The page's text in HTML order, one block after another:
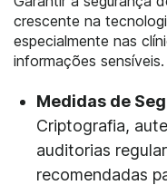
crescente na
especialmente nas
informações sensíveis.
Medidas de
Criptografia,
auditorias
recomendadas